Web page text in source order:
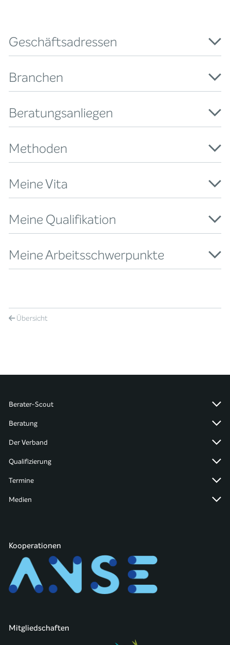
Geschäftsadressen
Branchen
Beratungsanliegen
Methoden
Meine Vita
Meine Qualifikation
Meine Arbeitsschwerpunkte
Übersicht
Berater-Scout
Beratung
Der Verband
Qualifizierung
Termine
Medien
Kooperationen
Mitgliedschaften